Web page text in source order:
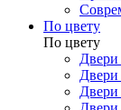
По цвету
По цвету
Двери